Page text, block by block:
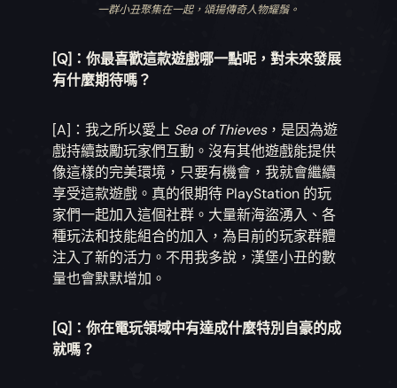
一群小丑聚集在一起，頌揚傳奇人物耀鬚。
[Q]：你最喜歡這款遊戲哪一點呢，對未來發展
有什麼期待嗎？
[A]：我之所以愛上 Sea of Thieves，是因為遊
戲持續鼓勵玩家們互動。沒有其他遊戲能提供
像這樣的完美環境，只要有機會，我就會繼續
享受這款遊戲。真的很期待 PlayStation 的玩
家們一起加入這個社群。大量新海盜湧入、各
種玩法和技能組合的加入，為目前的玩家群體
注入了新的活力。不用我多說，漢堡小丑的數
量也會默默增加。
[Q]：你在電玩領域中有達成什麼特別自豪的成
就嗎？